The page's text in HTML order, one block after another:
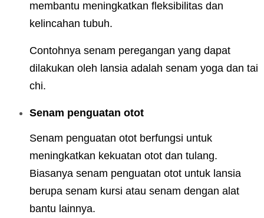
membantu meningkatkan fleksibilitas dan
kelincahan tubuh.
Contohnya senam peregangan yang dapat
dilakukan oleh lansia adalah senam yoga dan tai
chi.
Senam penguatan otot
Senam penguatan otot berfungsi untuk
meningkatkan kekuatan otot dan tulang.
Biasanya senam penguatan otot untuk lansia
berupa senam kursi atau senam dengan alat
bantu lainnya.